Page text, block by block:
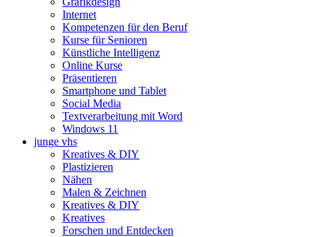
Internet
Kompetenzen für den Beruf
Kurse für Senioren
Künstliche Intelligenz
Online Kurse
Präsentieren
Smartphone und Tablet
Social Media
Textverarbeitung mit Word
Windows 11
junge vhs
Kreatives & DIY
Plastizieren
Nähen
Malen & Zeichnen
Kreatives & DIY
Kreatives
Forschen und Entdecken